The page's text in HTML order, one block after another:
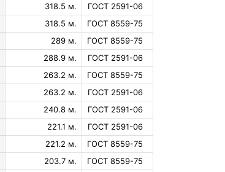
318.5 м.
ГОСТ 2591-06
318.5 м.
ГОСТ 8559-75
289 м.
ГОСТ 8559-75
288.9 м.
ГОСТ 2591-06
263.2 м.
ГОСТ 8559-75
263.2 м.
ГОСТ 2591-06
240.8 м.
ГОСТ 2591-06
221.1 м.
ГОСТ 2591-06
221.2 м.
ГОСТ 8559-75
203.7 м.
ГОСТ 8559-75